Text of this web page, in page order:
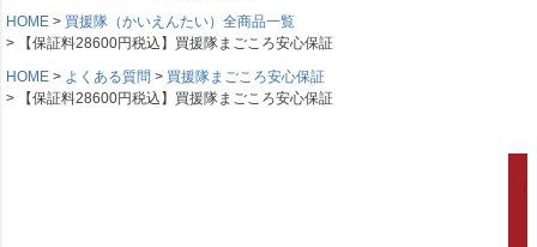
HOME
買援隊（かいえんたい）全商品一覧
【保証料28600円税込】買援隊まごころ安心保証
HOME
よくある質問
買援隊まごころ安心保証
【保証料28600円税込】買援隊まごころ安心保証